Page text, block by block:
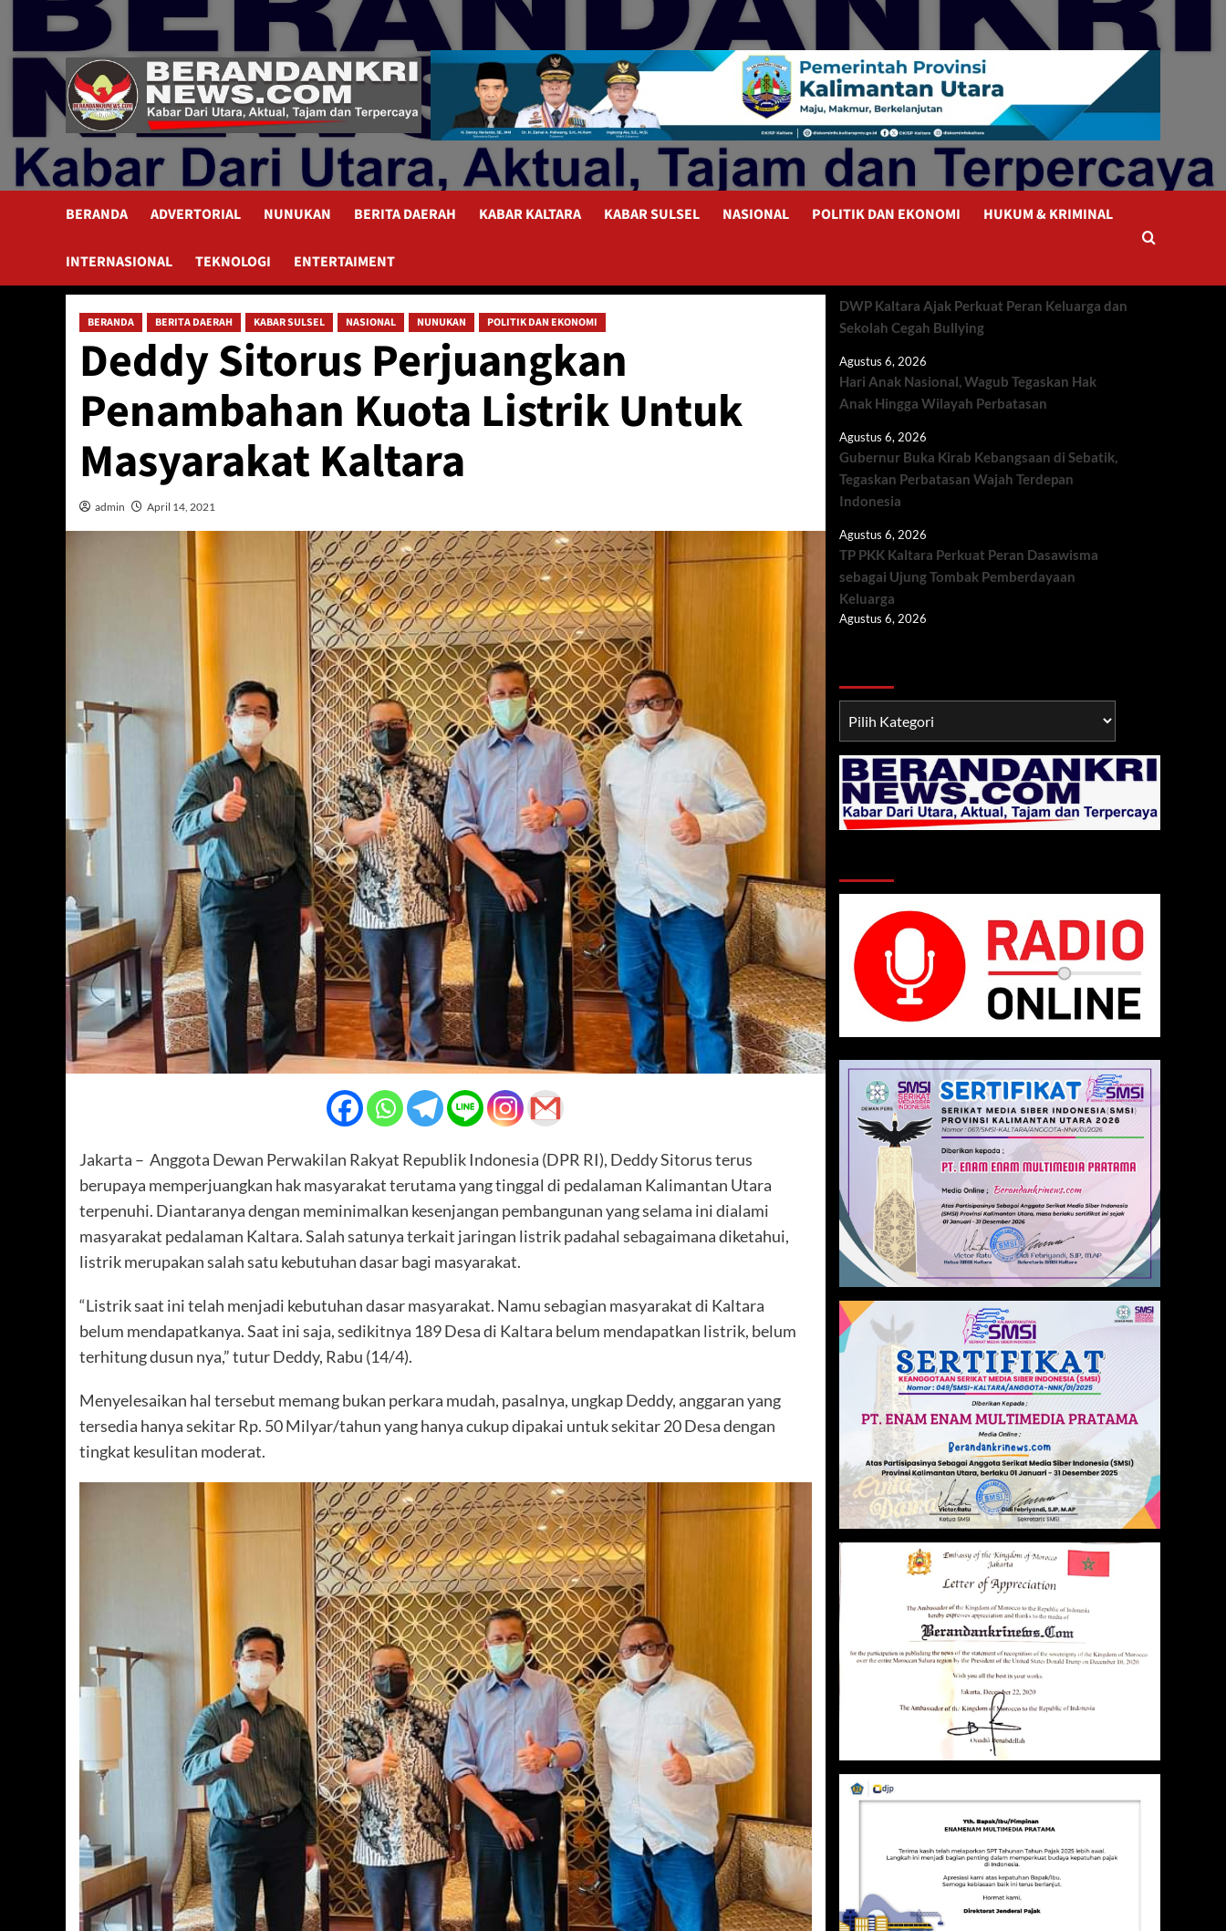
content
BERANDA ADVERTORIAL NUNUKAN BERITA DAERAH KABAR KALTARA KABAR SULSEL NASIONAL POLITIK DAN EKONOMI HUKUM & KRIMINAL
INTERNASIONAL TEKNOLOGI ENTERTAIMENT
BERANDA BERITA DAERAH KABAR SULSEL NASIONAL NUNUKAN POLITIK DAN EKONOMI
Deddy Sitorus Perjuangkan
Penambahan Kuota Listrik Untuk
Masyarakat Kaltara
admin April 14, 2021
Jakarta – Anggota Dewan Perwakilan Rakyat Republik Indonesia (DPR RI), Deddy Sitorus terus
berupaya memperjuangkan hak masyarakat terutama yang tinggal di pedalaman Kalimantan Utara
terpenuhi. Diantaranya dengan meminimalkan kesenjangan pembangunan yang selama ini dialami
masyarakat pedalaman Kaltara. Salah satunya terkait jaringan listrik padahal sebagaimana diketahui,
listrik merupakan salah satu kebutuhan dasar bagi masyarakat.
“Listrik saat ini telah menjadi kebutuhan dasar masyarakat. Namu sebagian masyarakat di Kaltara
belum mendapatkanya. Saat ini saja, sedikitnya 189 Desa di Kaltara belum mendapatkan listrik, belum
terhitung dusun nya,” tutur Deddy, Rabu (14/4).
Menyelesaikan hal tersebut memang bukan perkara mudah, pasalnya, ungkap Deddy, anggaran yang
tersedia hanya sekitar Rp. 50 Milyar/tahun yang hanya cukup dipakai untuk sekitar 20 Desa dengan
tingkat kesulitan moderat.
DWP Kaltara Ajak Perkuat Peran Keluarga dan
Sekolah Cegah Bullying
Agustus 6, 2026
Hari Anak Nasional, Wagub Tegaskan Hak
Anak Hingga Wilayah Perbatasan
Agustus 6, 2026
Gubernur Buka Kirab Kebangsaan di Sebatik,
Tegaskan Perbatasan Wajah Terdepan
Indonesia
Agustus 6, 2026
TP PKK Kaltara Perkuat Peran Dasawisma
sebagai Ujung Tombak Pemberdayaan
Keluarga
Agustus 6, 2026
TNI/POLRI